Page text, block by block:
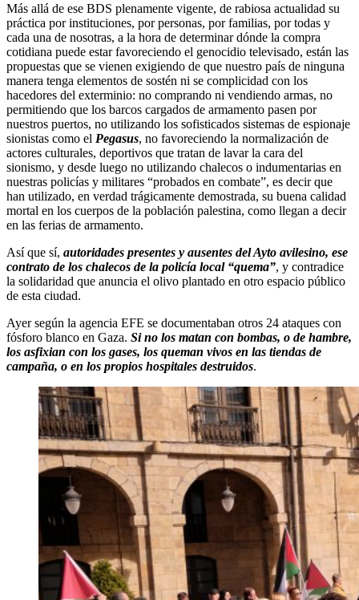
Más allá de ese BDS plenamente vigente, de rabiosa actualidad su
práctica por instituciones, por personas, por familias, por todas y
cada una de nosotras, a la hora de determinar dónde la compra
cotidiana puede estar favoreciendo el genocidio televisado, están las
propuestas que se vienen exigiendo de que nuestro país de ninguna
manera tenga elementos de sostén ni se complicidad con los
hacedores del exterminio: no comprando ni vendiendo armas, no
permitiendo que los barcos cargados de armamento pasen por
nuestros puertos, no utilizando los sofisticados sistemas de espionaje
sionistas como el Pegasus, no favoreciendo la normalización de
actores culturales, deportivos que tratan de lavar la cara del
sionismo, y desde luego no utilizando chalecos o indumentarias en
nuestras policías y militares “probados en combate”, es decir que
han utilizado, en verdad trágicamente demostrada, su buena calidad
mortal en los cuerpos de la población palestina, como llegan a decir
en las ferias de armamento.
Así que sí, autoridades presentes y ausentes del Ayto avilesino, ese
contrato de los chalecos de la policía local “quema”, y contradice
la solidaridad que anuncia el olivo plantado en otro espacio público
de esta ciudad.
Ayer según la agencia EFE se documentaban otros 24 ataques con
fósforo blanco en Gaza. Si no los matan con bombas, o de hambre,
los asfixian con los gases, los queman vivos en las tiendas de
campaña, o en los propios hospitales destruidos.